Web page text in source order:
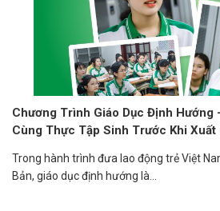
Chương Trình Giáo Dục Định Hướng
Cùng Thực Tập Sinh Trước Khi Xuất
Trong hành trình đưa lao động trẻ Việt
Bản, giáo dục định hướng là...